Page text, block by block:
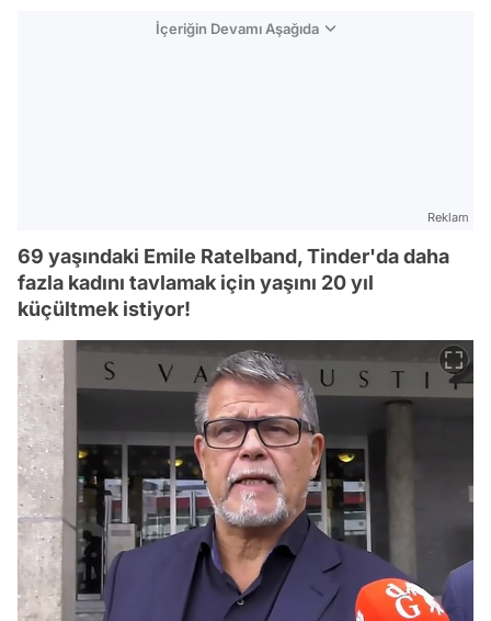
İçeriğin Devamı Aşağıda
Reklam
69 yaşındaki Emile Ratelband, Tinder'da daha
fazla kadını tavlamak için yaşını 20 yıl
küçültmek istiyor!